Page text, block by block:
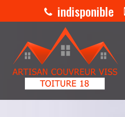
indisponible